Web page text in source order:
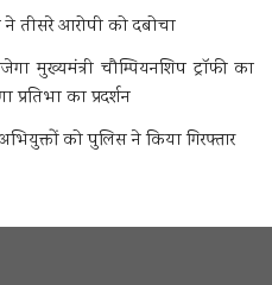
ने तीसरे आरोपी को दबोचा
मुख्यमंत्री चौम्पियनशिप ट्रॉफी का
का प्रदर्शन
को पुलिस ने किया गिरफ्तार